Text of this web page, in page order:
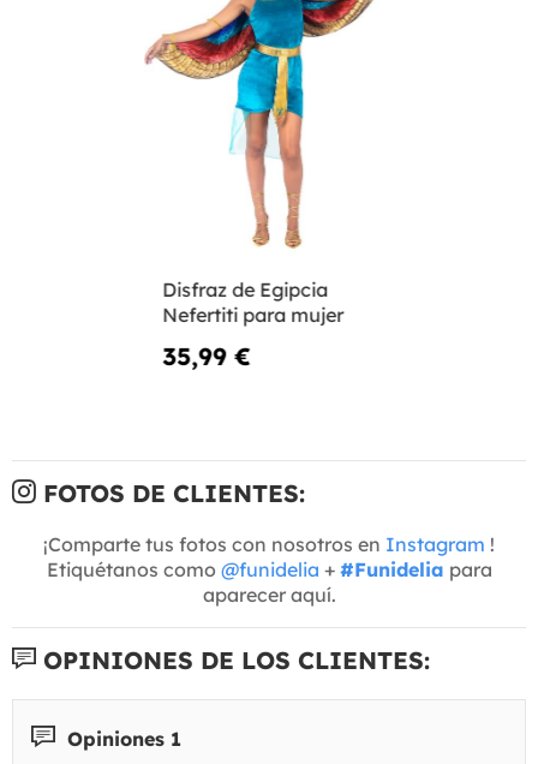
Disfraz de Egipcia
Nefertiti para mujer
35,99 €
FOTOS DE CLIENTES:
¡Comparte tus fotos con nosotros en Instagram !
Etiquétanos como @funidelia + #Funidelia para
aparecer aquí.
OPINIONES DE LOS CLIENTES:
Opiniones 1